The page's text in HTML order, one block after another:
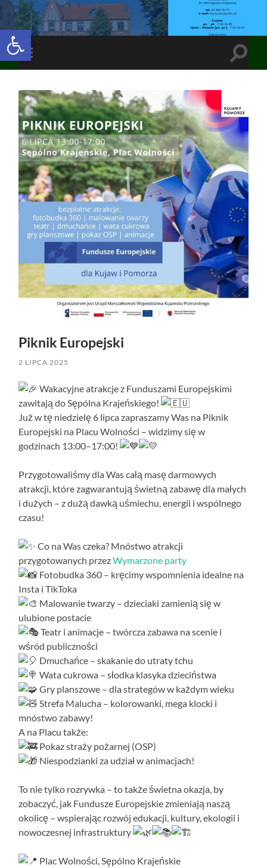
Open toolbar
Toggle
mobile
Toggle
Piknik Europejski
2 LIPCA 2025
Wakacyjne atrakcje z Funduszami Europejskimi
zawitają do Sępólna Krajeńskiego!
Już w tę niedzielę 6 lipca zapraszamy Was na Piknik
Europejski na Placu Wolności – widzimy się w
godzinach 13:00–17:00!
Przygotowaliśmy dla Was całą masę darmowych
atrakcji, które zagwarantują świetną zabawę dla małych
i dużych – z dużą dawką uśmiechu, energii i wspólnego
czasu!
Co na Was czeka? Mnóstwo atrakcji
przygotowanych przezWymarzone party
Fotobudka 360 – kręcimy wspomnienia idealne na
Insta i TikToka
Malowanie twarzy – dzieciaki zamienią się w
ulubione postacie
Teatr i animacje – twórcza zabawa na scenie i
wśród publiczności
Dmuchańce – skakanie do utraty tchu
Wata cukrowa – słodka klasyka dzieciństwa
Gry planszowe – dla strategów w każdym wieku
Strefa Malucha – kolorowanki, mega klocki i
mnóstwo zabawy!
A na Placu także:
Pokaz straży pożarnej (OSP)
Niespodzianki za udział w animacjach!
To nie tylko rozrywka – to także świetna okazja, by
zobaczyć, jak Fundusze Europejskie zmieniają naszą
okolicę – wspierając rozwój edukacji, kultury, ekologii i
nowoczesnej infrastruktury
Plac Wolności, Sępólno Krajeńskie